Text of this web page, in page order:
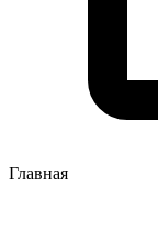
Главная